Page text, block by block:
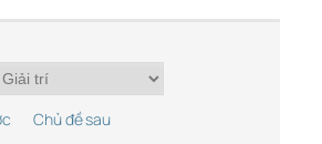
Chủ đề sau